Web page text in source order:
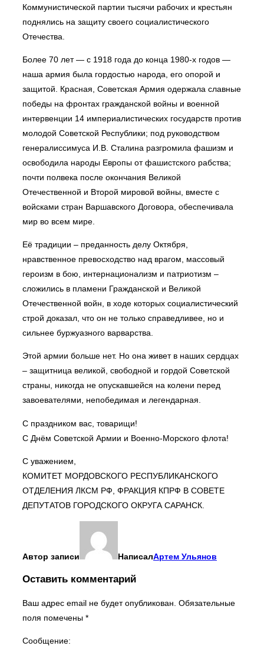
Коммунистической партии тысячи рабочих и крестьян
поднялись на защиту своего социалистического
Отечества.
Более 70 лет — с 1918 года до конца 1980-х годов —
наша армия была гордостью народа, его опорой и
защитой. Красная, Советская Армия одержала славные
победы на фронтах гражданской войны и военной
интервенции 14 империалистических государств против
молодой Советской Республики; под руководством
генералиссимуса И.В. Сталина разгромила фашизм и
освободила народы Европы от фашистского рабства;
почти полвека после окончания Великой
Отечественной и Второй мировой войны, вместе с
войсками стран Варшавского Договора, обеспечивала
мир во всем мире.
Её традиции – преданность делу Октября,
нравственное превосходство над врагом, массовый
героизм в бою, интернационализм и патриотизм –
сложились в пламени Гражданской и Великой
Отечественной войн, в ходе которых социалистический
строй доказал, что он не только справедливее, но и
сильнее буржуазного варварства.
Этой армии больше нет. Но она живет в наших сердцах
– защитница великой, свободной и гордой Советской
страны, никогда не опускавшейся на колени перед
завоевателями, непобедимая и легендарная.
С праздником вас, товарищи!
С Днём Советской Армии и Военно-Морского флота!
С уважением,
КОМИТЕТ МОРДОВСКОГО РЕСПУБЛИКАНСКОГО
ОТДЕЛЕНИЯ ЛКСМ РФ, ФРАКЦИЯ КПРФ В СОВЕТЕ
ДЕПУТАТОВ ГОРОДСКОГО ОКРУГА САРАНСК.
Автор записи НаписалАртем Ульянов
Оставить комментарий
Ваш адрес email не будет опубликован. Обязательные
поля помечены *
Сообщение: